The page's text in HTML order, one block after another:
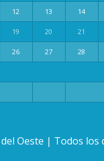
12 13 14
19 20 21
26 27 28
Oeste | Todos los